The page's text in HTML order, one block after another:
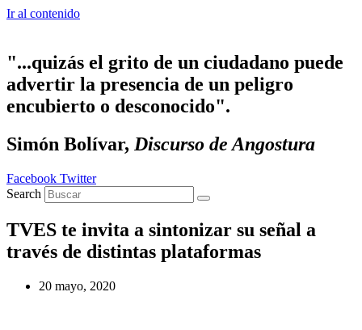
Ir al contenido
"...quizás el grito de un ciudadano puede
advertir la presencia de un peligro
encubierto o desconocido".
Simón Bolívar, Discurso de Angostura
Facebook Twitter
Search
TVES te invita a sintonizar su señal a
través de distintas plataformas
20 mayo, 2020